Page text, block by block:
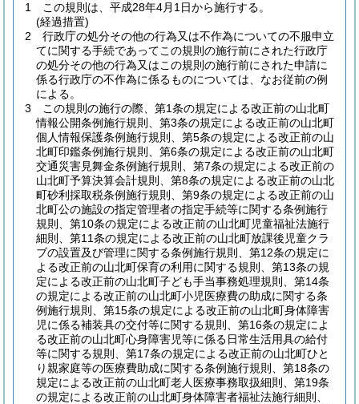
1
この規則は、平成28年4月1日から施行する。
(経過措置)
2
行政庁の処分その他の行為又は不作為についての不服申立
てに関する手続であってこの規則の施行前にされた行政庁
の処分その他の行為又はこの規則の施行前にされた申請に
係る行政庁の不作為に係るものについては、なお従前の例
による。
3
この規則の施行の際、第1条の規定による改正前の山北町
情報公開条例施行規則、第3条の規定による改正前の山北町
個人情報保護条例施行規則、第5条の規定による改正前の山
北町印鑑条例施行規則、第6条の規定による改正前の山北町
交通災害見舞金条例施行規則、第7条の規定による改正前の
山北町予算決算会計規則、第8条の規定による改正前の山北
町砂利採取税条例施行規則、第9条の規定による改正前の山
北町公の施設の指定管理者の指定手続等に関する条例施行
規則、第10条の規定による改正前の山北町児童福祉法施行
細則、第11条の規定による改正前の山北町放課後児童クラ
ブの設置及び管理に関する条例施行規則、第12条の規定に
よる改正前の山北町保育の利用に関する規則、第13条の規
定による改正前の山北町子ども手当事務処理規則、第14条
の規定による改正前の山北町小児医療費の助成に関する条
例施行規則、第15条の規定による改正前の山北町身体障害
児に係る補装具の交付等に関する規則、第16条の規定によ
る改正前の山北町心身障害児等に係る日常生活用具の給付
等に関する規則、第17条の規定による改正前の山北町ひと
り親家庭等の医療費助成に関する条例施行規則、第18条の
規定による改正前の山北町老人医療事務取扱細則、第19条
の規定による改正前の山北町身体障害者福祉法施行細則、